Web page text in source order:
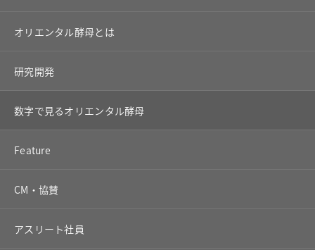
オリエンタル酵母とは
研究開発
数字で見るオリエンタル酵母
Feature
CM・協賛
アスリート社員